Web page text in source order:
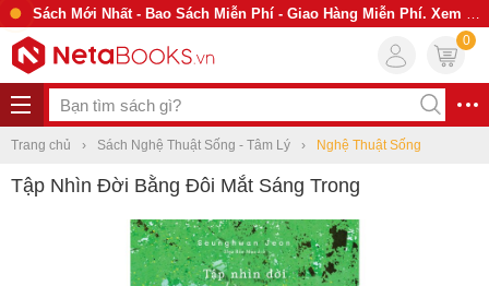
Sách Mới Nhất - Bao Sách Miễn Phí - Giao Hàng Miễn Phí. Xem Ngay
0
Trang chủ Sách Nghệ Thuật Sống - Tâm Lý Nghệ Thuật Sống
Tập Nhìn Đời Bằng Đôi Mắt Sáng Trong